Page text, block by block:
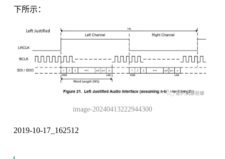
下所示：
image-20240413222944300
2019-10-17_162512